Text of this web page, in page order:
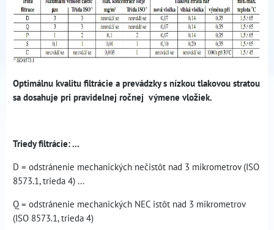
Optimálnu kvalitu filtrácie a prevádzky s nízkou tlakovou stratou
sa dosahuje pri pravidelnej ročnej výmene vložiek.
Triedy filtrácie: ...
D = odstránenie mechanických nečistôt nad 3 mikrometrov (ISO
8573.1, trieda 4) ...
Q = odstránenie mechanických NEC istôt nad 3 mikrometrov
(ISO 8573.1, trieda 4)